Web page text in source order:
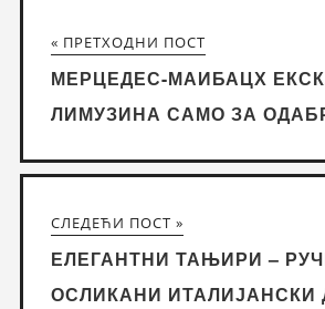
« ПРЕТХОДНИ ПОСТ
МЕРЦЕДЕС-МАИБАЦХ
ЛИМУЗИНА САМО ЗА
СЛЕДЕЋИ ПОСТ »
ЕЛЕГАНТНИ ТАЊИРИ –
ОСЛИКАНИ ИТАЛИЈАНСКИ